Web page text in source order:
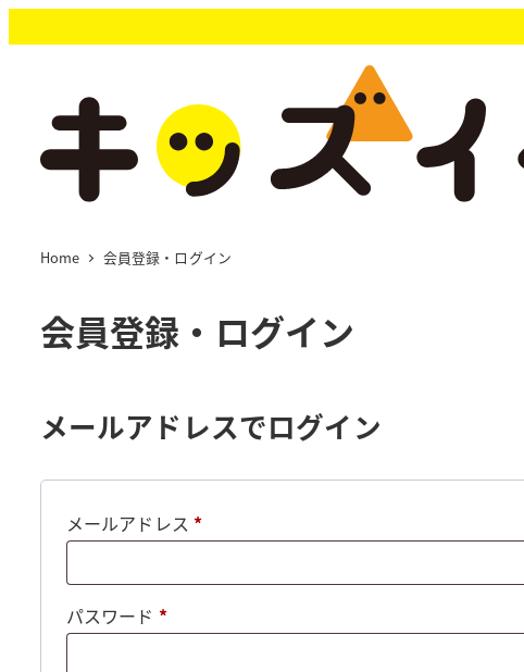
イ
Home 会員登録・ログイン
会員登録・ログイン
メールアドレスでログイン
メールアドレス *必
パスワード *必